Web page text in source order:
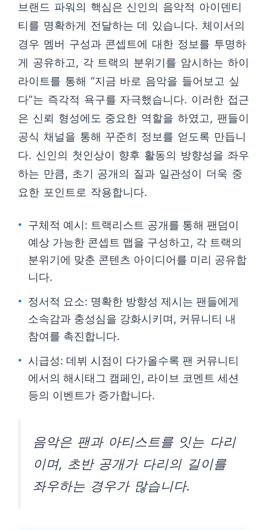
브랜드 파워의 핵심은 신인의 음악적 아이덴티
티를 명확하게 전달하는 데 있습니다. 체이서의
경우 멤버 구성과 콘셉트에 대한 정보를 투명하
게 공유하고, 각 트랙의 분위기를 암시하는 하이
라이트를 통해 “지금 바로 음악을 들어보고 싶
다”는 즉각적 욕구를 자극했습니다. 이러한 접근
은 신뢰 형성에도 중요한 역할을 하였고, 팬들이
공식 채널을 통해 꾸준히 정보를 얻도록 만듭니
다. 신인의 첫인상이 향후 활동의 방향성을 좌우
하는 만큼, 초기 공개의 질과 일관성이 더욱 중
요한 포인트로 작용합니다.
구체적 예시: 트랙리스트 공개를 통해 팬덤이
예상 가능한 콘셉트 맵을 구성하고, 각 트랙의
분위기에 맞춘 콘텐츠 아이디어를 미리 공유합
니다.
정서적 요소: 명확한 방향성 제시는 팬들에게
소속감과 충성심을 강화시키며, 커뮤니티 내
참여를 촉진합니다.
시급성: 데뷔 시점이 다가올수록 팬 커뮤니티
에서의 해시태그 캠페인, 라이브 코멘트 세션
등의 이벤트가 증가합니다.
음악은 팬과 아티스트를 잇는 다리
이며, 초반 공개가 다리의 길이를
좌우하는 경우가 많습니다.